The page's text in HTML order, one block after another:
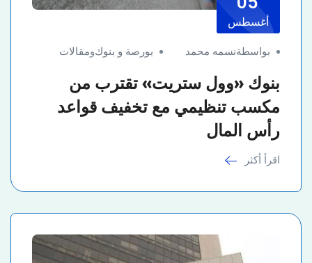
أغسطس
بواسطةنسمه محمد بورصة و بنوكومقالات
بنوك «وول ستريت» تقترب من
مكسب تنظيمي مع تخفيف قواعد
رأس المال
اقرأ أكثر